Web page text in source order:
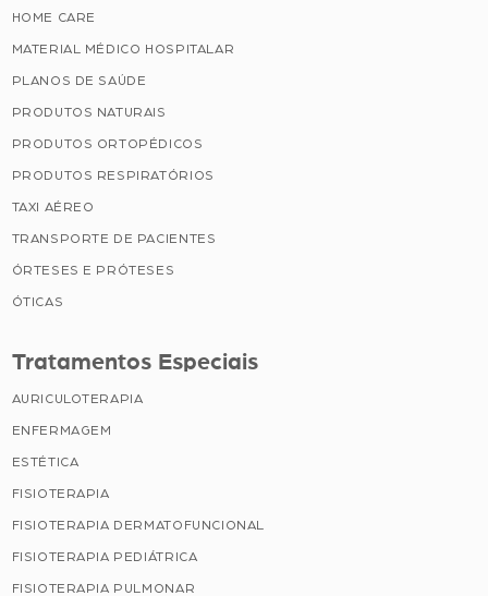
HOME CARE
MATERIAL MÉDICO HOSPITALAR
PLANOS DE SAÚDE
PRODUTOS NATURAIS
PRODUTOS ORTOPÉDICOS
PRODUTOS RESPIRATÓRIOS
TAXI AÉREO
TRANSPORTE DE PACIENTES
ÓRTESES E PRÓTESES
ÓTICAS
Tratamentos Especiais
AURICULOTERAPIA
ENFERMAGEM
ESTÉTICA
FISIOTERAPIA
FISIOTERAPIA DERMATOFUNCIONAL
FISIOTERAPIA PEDIÁTRICA
FISIOTERAPIA PULMONAR